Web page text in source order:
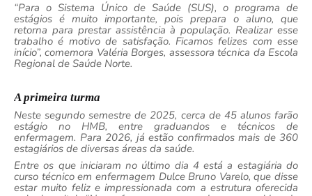
“Para o Sistema Único de Saúde (SUS), o programa de
estágios é muito importante, pois prepara o aluno, que
retorna para prestar assistência à população. Realizar esse
trabalho é motivo de satisfação. Ficamos felizes com esse
início”, comemora Valéria Borges, assessora técnica da Escola
Regional de Saúde Norte.
A primeira turma
Neste segundo semestre de 2025, cerca de 45 alunos farão
estágio no HMB, entre graduandos e técnicos de
enfermagem. Para 2026, já estão confirmados mais de 360
estagiários de diversas áreas da saúde.
Entre os que iniciaram no último dia 4 está a estagiária do
curso técnico em enfermagem Dulce Bruno Varelo, que disse
estar muito feliz e impressionada com a estrutura oferecida